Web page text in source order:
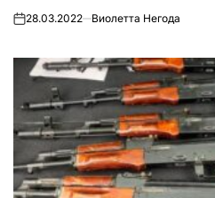
on28.03.2022 Виолетта Негода